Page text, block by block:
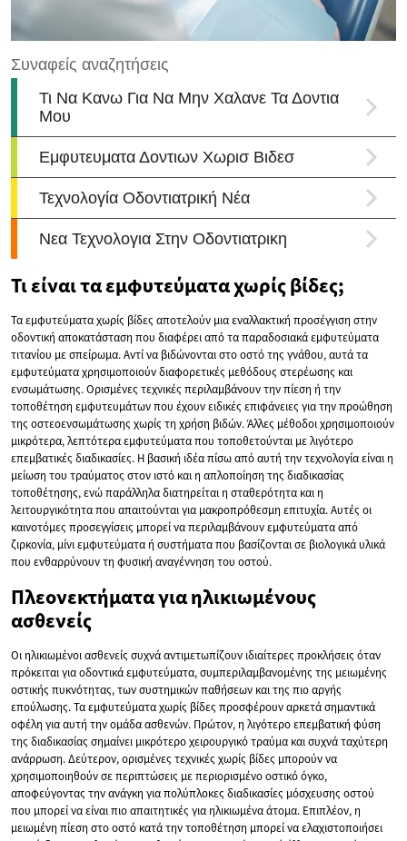
Τι είναι τα εμφυτεύματα χωρίς βίδες;
Τα εμφυτεύματα χωρίς βίδες αποτελούν μια εναλλακτική προσέγγιση στην
οδοντική αποκατάσταση που διαφέρει από τα παραδοσιακά εμφυτεύματα
τιτανίου με σπείρωμα. Αντί να βιδώνονται στο οστό της γνάθου, αυτά τα
εμφυτεύματα χρησιμοποιούν διαφορετικές μεθόδους στερέωσης και
ενσωμάτωσης. Ορισμένες τεχνικές περιλαμβάνουν την πίεση ή την
τοποθέτηση εμφυτευμάτων που έχουν ειδικές επιφάνειες για την προώθηση
της οστεοενσωμάτωσης χωρίς τη χρήση βιδών. Άλλες μέθοδοι χρησιμοποιούν
μικρότερα, λεπτότερα εμφυτεύματα που τοποθετούνται με λιγότερο
επεμβατικές διαδικασίες. Η βασική ιδέα πίσω από αυτή την τεχνολογία είναι η
μείωση του τραύματος στον ιστό και η απλοποίηση της διαδικασίας
τοποθέτησης, ενώ παράλληλα διατηρείται η σταθερότητα και η
λειτουργικότητα που απαιτούνται για μακροπρόθεσμη επιτυχία. Αυτές οι
καινοτόμες προσεγγίσεις μπορεί να περιλαμβάνουν εμφυτεύματα από
ζιρκονία, μίνι εμφυτεύματα ή συστήματα που βασίζονται σε βιολογικά υλικά
που ενθαρρύνουν τη φυσική αναγέννηση του οστού.
Πλεονεκτήματα για ηλικιωμένους
ασθενείς
Οι ηλικιωμένοι ασθενείς συχνά αντιμετωπίζουν ιδιαίτερες προκλήσεις όταν
πρόκειται για οδοντικά εμφυτεύματα, συμπεριλαμβανομένης της μειωμένης
οστικής πυκνότητας, των συστημικών παθήσεων και της πιο αργής
επούλωσης. Τα εμφυτεύματα χωρίς βίδες προσφέρουν αρκετά σημαντικά
οφέλη για αυτή την ομάδα ασθενών. Πρώτον, η λιγότερο επεμβατική φύση
της διαδικασίας σημαίνει μικρότερο χειρουργικό τραύμα και συχνά ταχύτερη
ανάρρωση. Δεύτερον, ορισμένες τεχνικές χωρίς βίδες μπορούν να
χρησιμοποιηθούν σε περιπτώσεις με περιορισμένο οστικό όγκο,
αποφεύγοντας την ανάγκη για πολύπλοκες διαδικασίες μόσχευσης οστού
που μπορεί να είναι πιο απαιτητικές για ηλικιωμένα άτομα. Επιπλέον, η
μειωμένη πίεση στο οστό κατά την τοποθέτηση μπορεί να ελαχιστοποιήσει